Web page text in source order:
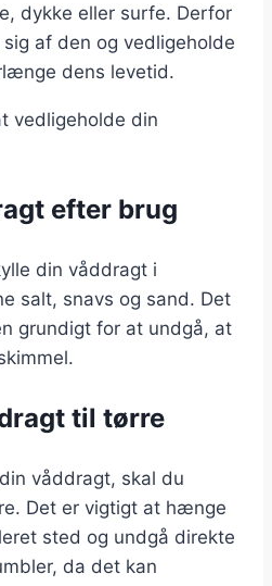
dykke eller surfe. Derfor
af den og vedligeholde
dens levetid.
vedligeholde din
efter brug
din våddragt i
salt, snavs og sand. Det
grundigt for at undgå, at
til tørre
våddragt, skal du
Det er vigtigt at hænge
sted og undgå direkte
da det kan